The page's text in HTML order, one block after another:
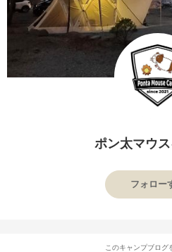
ポン太マウ
フォロー
このキャンプブログ